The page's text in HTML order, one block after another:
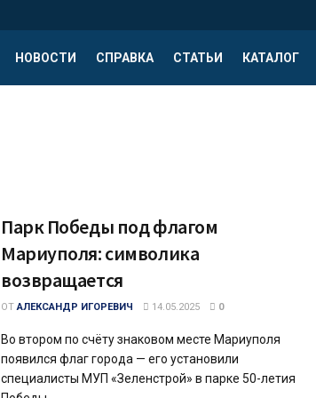
НОВОСТИ СПРАВКА СТАТЬИ КАТАЛОГ
Парк Победы под флагом
Мариуполя: символика
возвращается
ОТ АЛЕКСАНДР ИГОРЕВИЧ 14.05.2025 0
Во втором по счёту знаковом месте Мариуполя
появился флаг города — его установили
специалисты МУП «Зеленстрой» в парке 50-летия